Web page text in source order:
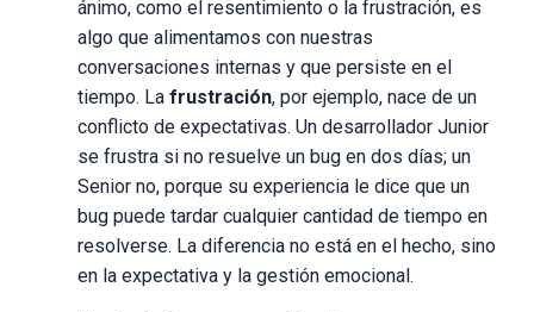
ánimo, como el resentimiento o la frustración, es
algo que alimentamos con nuestras
conversaciones internas y que persiste en el
tiempo. La frustración, por ejemplo, nace de un
conflicto de expectativas. Un desarrollador Junior
se frustra si no resuelve un bug en dos días; un
Senior no, porque su experiencia le dice que un
bug puede tardar cualquier cantidad de tiempo en
resolverse. La diferencia no está en el hecho, sino
en la expectativa y la gestión emocional.